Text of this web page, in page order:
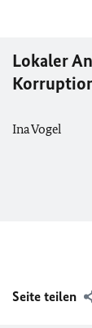
Lokaler
Ina Vogel
Seite teilen